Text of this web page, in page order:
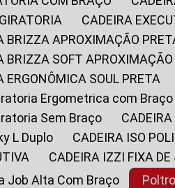
CADEIRA
BRIZZA APROXIMAÇÃO
BRIZZA SOFT APROXIMAÇÃO
ERGONÔMICA SOUL PRETA
Ergometrica com Braço
Sem Braço
L Duplo
CADEIRA ISO
CADEIRA IZZI FIXA DE
Job Alta Com Braço